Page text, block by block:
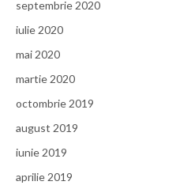
septembrie 2020
iulie 2020
mai 2020
martie 2020
octombrie 2019
august 2019
iunie 2019
aprilie 2019